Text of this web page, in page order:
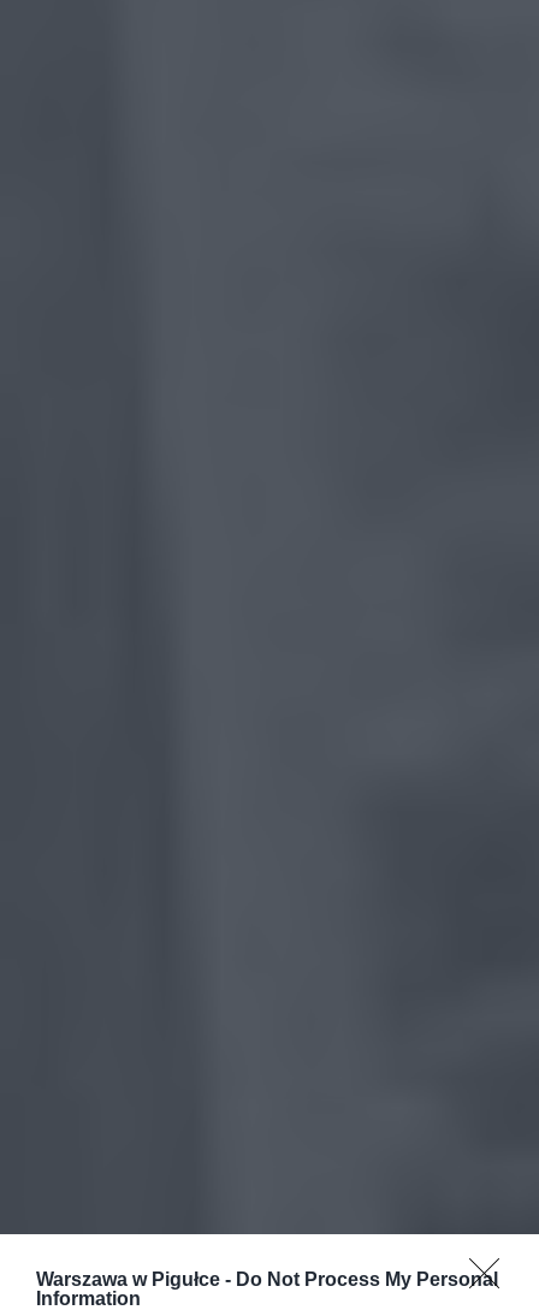
Warszawa w Pigułce - Do Not Process My Personal
Information